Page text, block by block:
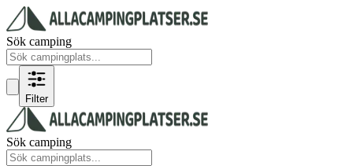
Sök camping
Filter
Sök camping